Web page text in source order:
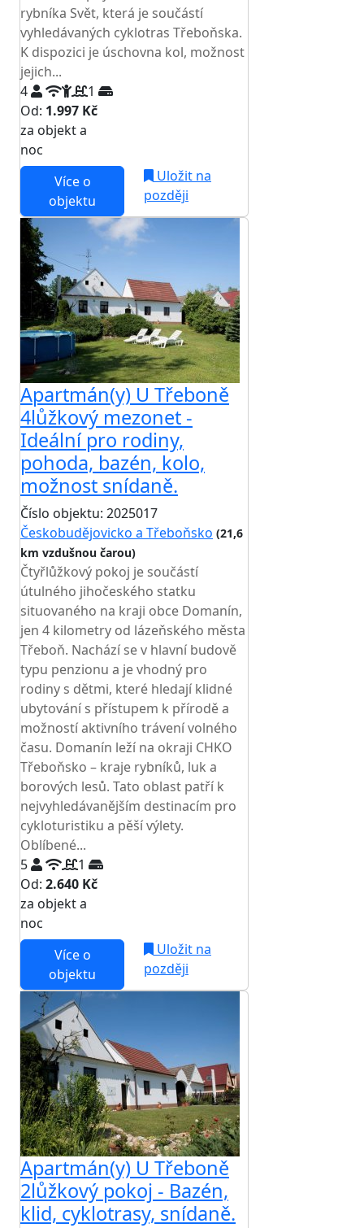
rybníka Svět, která je součástí
vyhledávaných cyklotras Třeboňska.
K dispozici je úschovna kol, možnost
jejich...
4
1
Od: 1.997 Kč
za objekt a
noc
Více o
objektu
Uložit na
později
Apartmán(y) U Třeboně
4lůžkový mezonet -
Ideální pro rodiny,
pohoda, bazén, kolo,
možnost snídaně.
Číslo objektu: 2025017
Českobudějovicko a Třeboňsko (21,6
km vzdušnou čarou)
Čtyřlůžkový pokoj je součástí
útulného jihočeského statku
situovaného na kraji obce Domanín,
jen 4 kilometry od lázeňského města
Třeboň. Nachází se v hlavní budově
typu penzionu a je vhodný pro
rodiny s dětmi, které hledají klidné
ubytování s přístupem k přírodě a
možností aktivního trávení volného
času. Domanín leží na okraji CHKO
Třeboňsko – kraje rybníků, luk a
borových lesů. Tato oblast patří k
nejvyhledávanějším destinacím pro
cykloturistiku a pěší výlety.
Oblíbené...
5
1
Od: 2.640 Kč
za objekt a
noc
Více o
objektu
Uložit na
později
Apartmán(y) U Třeboně
2lůžkový pokoj - Bazén,
klid, cyklotrasy, snídaně.